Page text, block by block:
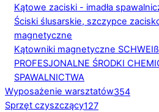
Kątowe zaciski - imadła
Ściski ślusarskie, szczypce
magnetyczne
Kątowniki magnetyczne
PROFESJONALNE ŚRODKI
SPAWALNICTWA
Wyposażenie warsztatów354
Sprzęt czyszczący127